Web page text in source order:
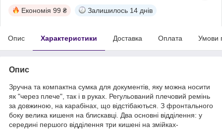
Економія 99 ₴ Залишилось 14 днів
Опис Характеристики Доставка Оплата Умови
Опис
Зручна та компактна сумка для документів, яку можна носити
як "через плече", так і в руках. Регульований плечовий ремінь
за довжиною, на карабінах, що відстібаються. З фронтального
боку велика кишеня на блискавці. Два основні відділення: у
середині першого відділення три кишені на змійках-